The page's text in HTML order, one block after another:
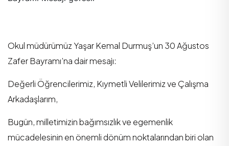
Okul müdürümüz Yaşar Kemal Durmuş’un 30 Ağustos
Zafer Bayramı’na dair mesajı:
Değerli Öğrencilerimiz, Kıymetli Velilerimiz ve Çalışma
Arkadaşlarım,
Bugün, milletimizin bağımsızlık ve egemenlik
mücadelesinin en önemli dönüm noktalarından biri olan